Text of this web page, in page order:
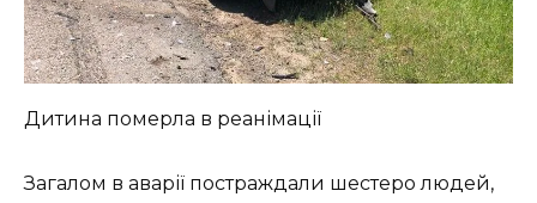
Дитина померла в реанімації
Загалом в аварії постраждали шестеро людей,